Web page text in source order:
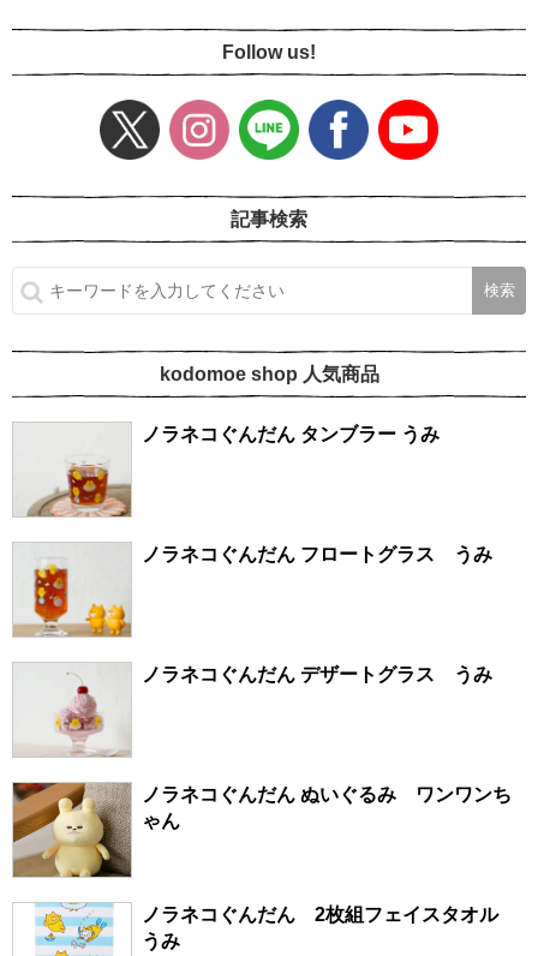
Follow us!
記事検索
kodomoe shop 人気商品
ノラネコぐんだん タンブラー うみ
ノラネコぐんだん フロートグラス うみ
ノラネコぐんだん デザートグラス うみ
ノラネコぐんだん ぬいぐるみ ワンワンち
ゃん
ノラネコぐんだん 2枚組フェイスタオル
うみ